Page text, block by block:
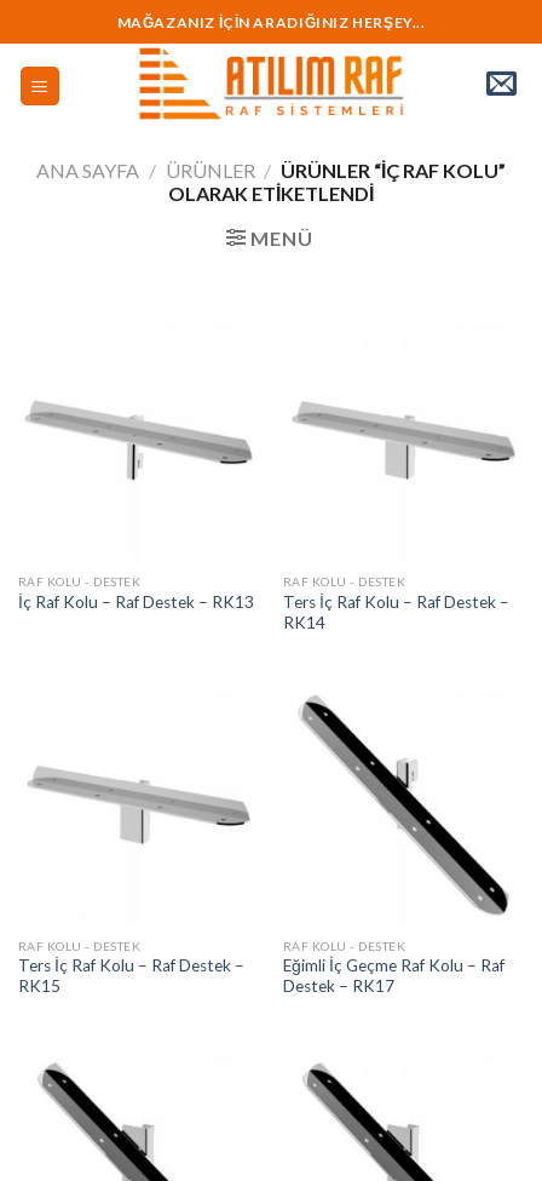
geç
MAĞAZANIZ İÇİN ARADIĞINIZ HERŞEY...
ANA SAYFA / ÜRÜNLER / ÜRÜNLER “İÇ RAF KOLU”
OLARAK ETIKETLENDI
MENÜ
RAF KOLU - DESTEK
İç Raf Kolu – Raf Destek – RK13
RAF KOLU - DESTEK
Ters İç Raf Kolu – Raf Destek –
RK14
RAF KOLU - DESTEK
Ters İç Raf Kolu – Raf Destek –
RK15
RAF KOLU - DESTEK
Eğimli İç Geçme Raf Kolu – Raf
Destek – RK17